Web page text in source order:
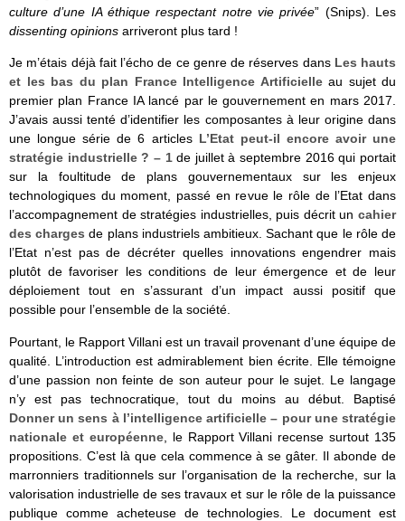
culture d’une IA éthique respectant notre vie privée” (Snips). Les
dissenting opinions arriveront plus tard !
Je m’étais déjà fait l’écho de ce genre de réserves dans Les hauts
et les bas du plan France Intelligence Artificielleau sujet du
premier plan France IA lancé par le gouvernement en mars 2017.
J’avais aussi tenté d’identifier les composantes à leur origine dans
une longue série de 6 articles L’Etat peut-il encore avoir une
stratégie industrielle ? – 1de juillet à septembre 2016 qui portait
sur la foultitude de plans gouvernementaux sur les enjeux
technologiques du moment, passé en revue le rôle de l’Etat dans
l’accompagnement de stratégies industrielles, puis décrit un cahier
des charges de plans industriels ambitieux. Sachant que le rôle de
l’Etat n’est pas de décréter quelles innovations engendrer mais
plutôt de favoriser les conditions de leur émergence et de leur
déploiement tout en s’assurant d’un impact aussi positif que
possible pour l’ensemble de la société.
Pourtant, le Rapport Villani est un travail provenant d’une équipe de
qualité. L’introduction est admirablement bien écrite. Elle témoigne
d’une passion non feinte de son auteur pour le sujet. Le langage
n’y est pas technocratique, tout du moins au début. Baptisé
Donner un sens à l’intelligence artificielle – pour une stratégie
nationale et européenne, le Rapport Villani recense surtout 135
propositions. C’est là que cela commence à se gâter. Il abonde de
marronniers traditionnels sur l’organisation de la recherche, sur la
valorisation industrielle de ses travaux et sur le rôle de la puissance
publique comme acheteuse de technologies. Le document est